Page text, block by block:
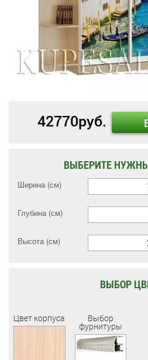
42770руб.
ВЫБЕРИТЕ
Ширина (см)
Глубина (см)
Высота (см)
ВЫБОР
Цвет корпуса Выбор
фурнитуры